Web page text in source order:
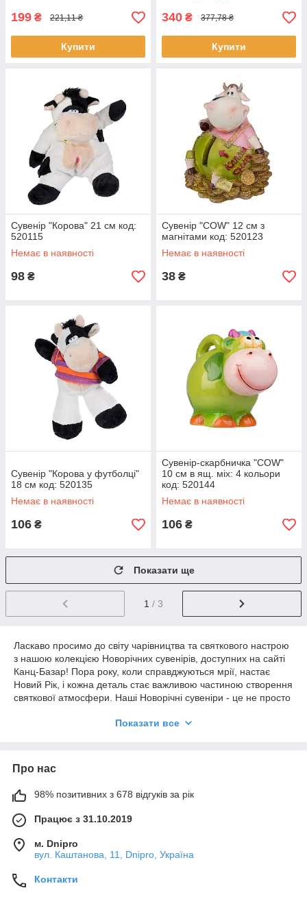
199 ₴ 221,11 ₴
Купити
340 ₴ 377,78 ₴
Купити
Сувенір "Корова" 21 см код:
520115
Немає в наявності
98 ₴
Сувенір "COW" 12 см з
магнітами код: 520123
Немає в наявності
38 ₴
Сувенір "Корова у футболці"
18 см код: 520135
Немає в наявності
106 ₴
Сувенір-скарбничка "COW"
10 см в ящ. міх: 4 кольори
код: 520144
Немає в наявності
106 ₴
Показати ще
1 / 3
Ласкаво просимо до світу чарівництва та святкового настрою
з нашою колекцією Новорічних сувенірів, доступних на сайті
Канц-Базар! Пора року, коли справджуються мрії, настає
Новий Рік, і кожна деталь стає важливою частиною створення
святкової атмосфери. Наші Новорічні сувеніри - це не просто
вашим близьким зануритися в чаклунство цього часу.
унікальними подарунками та фігурками, які надають вашій
сувеніри були не лише гарними, а й якісними, щоб
традицією вашої родини.
Святковий декор - це не тільки спосіб прикрасити інтер'єр, а й
можливість виразити свою індивідуальність та творчий смак.
самовираження та створення атмосфери, яка вам
подобається. Ви можете вибрати сувеніри у традиційному
Показати все
Про нас
98% позитивних з 678 відгуків за рік
Працює з 31.10.2019
м. Dnipro
вул. Каштанова, 11, Dnipro, Україна
Контакти